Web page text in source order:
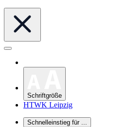
Schriftgröße
HTWK Leipzig
Schnelleinstieg für ...